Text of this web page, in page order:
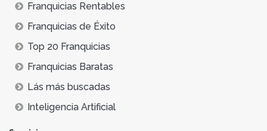
Franquicias Rentables
Franquicias de Éxito
Top 20 Franquicias
Franquicias Baratas
Lás más buscadas
Inteligencia Artificial